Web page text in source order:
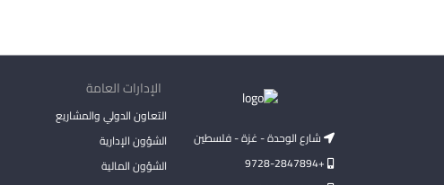
شارع الوحدة - غزة - فلسطين
+9728-2847894
الإدارات العامة
التعاون الدولي والمشاريع
الشؤون الإدارية
الشؤون المالية